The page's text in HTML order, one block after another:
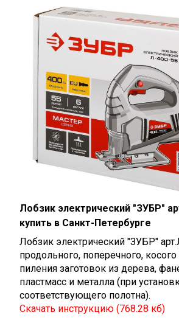
Лобзик электрический "ЗУБР"
купить в Санкт-Петербурге
Лобзик электрический "ЗУБР"
продольного, поперечного,
пиления заготовок из дерева,
пластмасс и металла (при
соответствующего полотна).
Скачать инструкцию (768.28 кб)